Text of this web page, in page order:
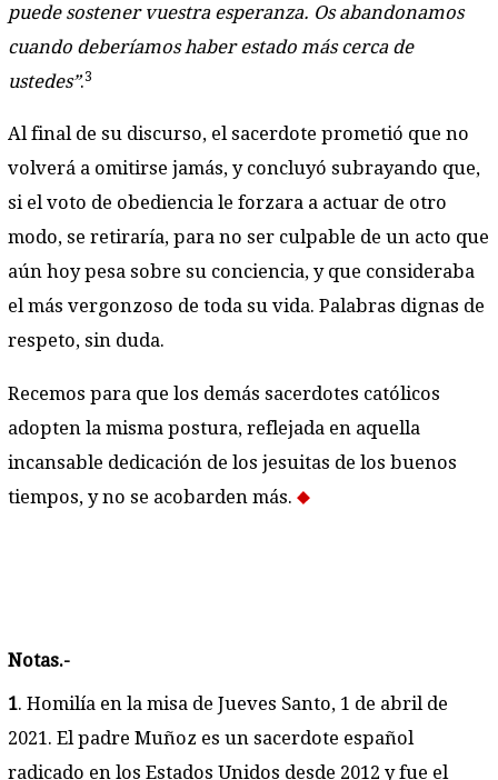
puede sostener vuestra esperanza. Os abandonamos
cuando deberíamos haber estado más cerca de
ustedes”.3
Al final de su discurso, el sacerdote prometió que no
volverá a omitirse jamás, y concluyó subrayando que,
si el voto de obediencia le forzara a actuar de otro
modo, se retiraría, para no ser culpable de un acto que
aún hoy pesa sobre su conciencia, y que consideraba
el más vergonzoso de toda su vida. Palabras dignas de
respeto, sin duda.
Recemos para que los demás sacerdotes católicos
adopten la misma postura, reflejada en aquella
incansable dedicación de los jesuitas de los buenos
tiempos, y no se acobarden más.
Notas.-
1. Homilía en la misa de Jueves Santo, 1 de abril de
2021. El padre Muñoz es un sacerdote español
radicado en los Estados Unidos desde 2012 y fue el